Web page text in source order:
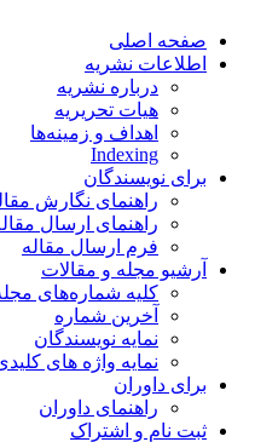
صفحه اصلی
اطلاعات نشریه
درباره نشریه
هیات تحریریه
اهداف و زمینه‌ها
Indexing
برای نویسندگان
راهنمای نگارش مقاله
راهنمای ارسال مقاله
فرم ارسال مقاله
آرشیو مجله و مقالات
کلیه شماره‌های مجله
آخرین شماره
نمایه نویسندگان
نمایه واژه های کلیدی
برای داوران
راهنمای داوران
ثبت نام و اشتراک